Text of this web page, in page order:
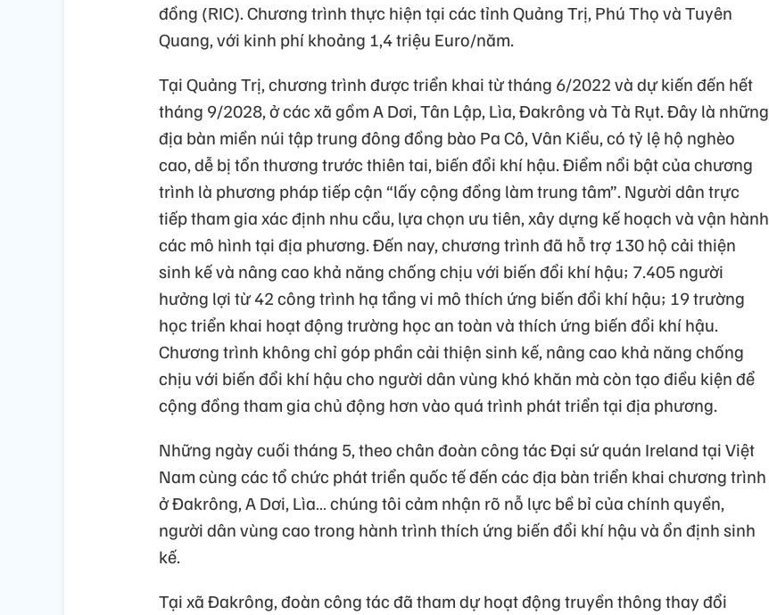
đồng (RIC). Chương trình thực hiện tại các tỉnh Quảng Trị, Phú Thọ và Tuyên
Quang, với kinh phí khoảng 1,4 triệu Euro/năm.
Tại Quảng Trị, chương trình được triển khai từ tháng 6/2022 và dự kiến đến hết
tháng 9/2028, ở các xã gồm A Dơi, Tân Lập, Lìa, Đakrông và Tà Rụt. Đây là những
địa bàn miền núi tập trung đông đồng bào Pa Cô, Vân Kiều, có tỷ lệ hộ nghèo
cao, dễ bị tổn thương trước thiên tai, biến đổi khí hậu. Điểm nổi bật của chương
trình là phương pháp tiếp cận “lấy cộng đồng làm trung tâm”. Người dân trực
tiếp tham gia xác định nhu cầu, lựa chọn ưu tiên, xây dựng kế hoạch và vận hành
các mô hình tại địa phương. Đến nay, chương trình đã hỗ trợ 130 hộ cải thiện
sinh kế và nâng cao khả năng chống chịu với biến đổi khí hậu; 7.405 người
hưởng lợi từ 42 công trình hạ tầng vi mô thích ứng biến đổi khí hậu; 19 trường
học triển khai hoạt động trường học an toàn và thích ứng biến đổi khí hậu.
Chương trình không chỉ góp phần cải thiện sinh kế, nâng cao khả năng chống
chịu với biến đổi khí hậu cho người dân vùng khó khăn mà còn tạo điều kiện để
cộng đồng tham gia chủ động hơn vào quá trình phát triển tại địa phương.
Những ngày cuối tháng 5, theo chân đoàn công tác Đại sứ quán Ireland tại Việt
Nam cùng các tổ chức phát triển quốc tế đến các địa bàn triển khai chương trình
ở Đakrông, A Dơi, Lìa… chúng tôi cảm nhận rõ nỗ lực bề bỉ của chính quyền,
người dân vùng cao trong hành trình thích ứng biến đổi khí hậu và ổn định sinh
kế.
Tại xã Đakrông, đoàn công tác đã tham dự hoạt động truyền thông thay đổi